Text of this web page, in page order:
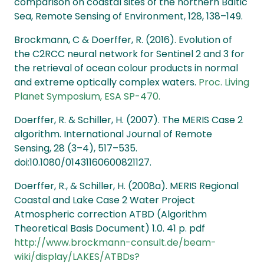
Sea, Remote Sensing of Environment, 128, 138–149.
Brockmann, C & Doerffer, R. (2016). Evolution of
the C2RCC neural network for Sentinel 2 and 3 for
the retrieval of ocean colour products in normal
and extreme optically complex waters. Proc. Living
Planet Symposium, ESA SP-470.
Doerffer, R. & Schiller, H. (2007). The MERIS Case 2
algorithm. International Journal of Remote
Sensing, 28 (3–4), 517–535.
doi:10.1080/01431160600821127.
Doerffer, R., & Schiller, H. (2008a). MERIS Regional
Coastal and Lake Case 2 Water Project
Atmospheric correction ATBD (Algorithm
Theoretical Basis Document) 1.0. 41 p. pdf
http://www.brockmann-consult.de/beam-
wiki/display/LAKES/ATBDs?